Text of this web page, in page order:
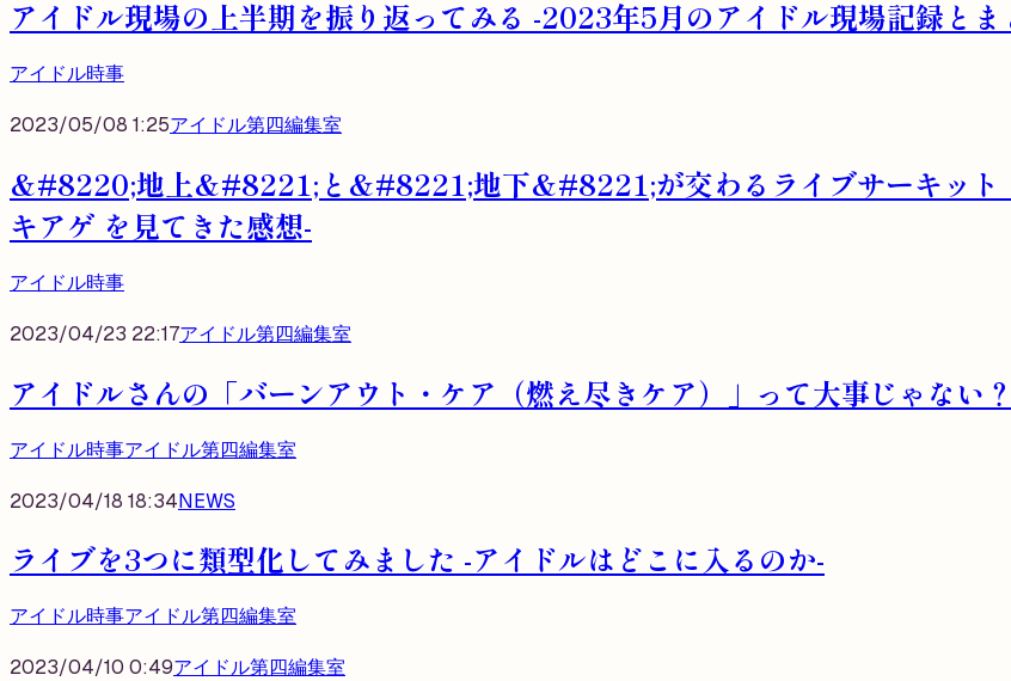
アイドル現場の上半期を振り返ってみる -2023年5月のアイドル現場記録とま
アイドル時事
2023/05/08 1:25アイドル第四編集室
&#8220;地上&#8221;と&#8221;地下&#8221;が交わるライブサーキッ
キアゲ を見てきた感想-
アイドル時事
2023/04/23 22:17アイドル第四編集室
アイドルさんの「バーンアウト・ケア（燃え尽きケア）」って大事じゃない？
アイドル時事アイドル第四編集室
2023/04/18 18:34NEWS
ライブを3つに類型化してみました -アイドルはどこに入るのか-
アイドル時事アイドル第四編集室
2023/04/10 0:49アイドル第四編集室